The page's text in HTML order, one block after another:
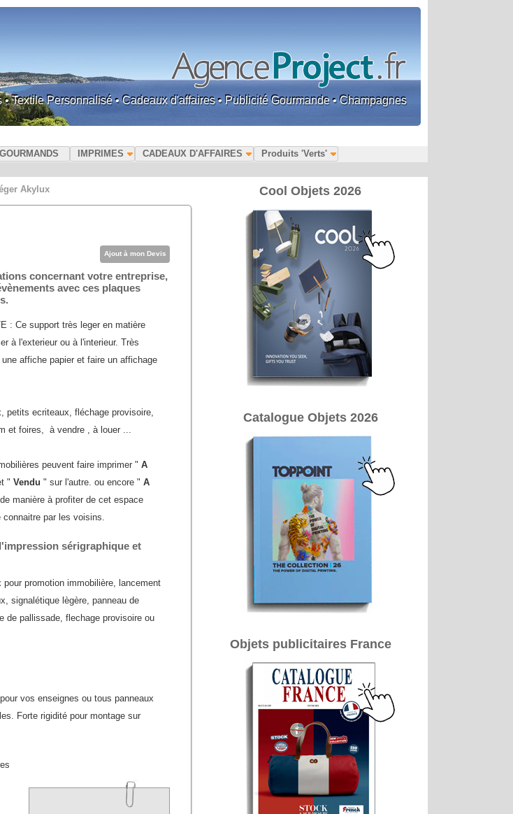
Textile Personnalisé • Cadeaux d'affaires • Publicité Gourmande • Champagnes
IMPRIMES CADEAUX D'AFFAIRES
Produits 'Verts'
Akylux
Ajout à mon Devis
concernant votre entreprise,
avec ces plaques
: Ce support très leger en matière
à l'exterieur ou à l'interieur. Très
affiche papier et faire un affichage
petits ecriteaux, fléchage provisoire,
et foires, à vendre , à louer ...
peuvent faire imprimer " A
" Vendu " sur l'autre. ou encore " A
manière à profiter de cet espace
par les voisins.
sérigraphique et
promotion immobilière, lancement
signalétique lègère, panneau de
de pallissade, flechage provisoire ou
vos enseignes ou tous panneaux
Forte rigidité pour montage sur
Cool Objets 2026
Catalogue Objets 2026
Objets publicitaires France